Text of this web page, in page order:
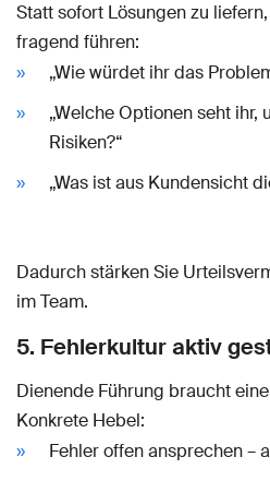
Statt sofort Lösungen zu
fragend führen:
„Wie würdet ihr das
„Welche Optionen seht ihr,
Risiken?“
„Was ist aus Kundensicht
Dadurch stärken Sie
im Team.
5. Fehlerkultur aktiv
Dienende Führung braucht
Konkrete Hebel:
Fehler offen ansprechen –